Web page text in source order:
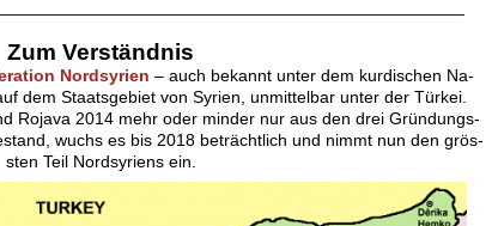
Zum Verständnis
Nordsyrien – auch bekannt unter dem kurdischen Na-
dem Staatsgebiet von Syrien, unmittelbar unter der Türkei.
Rojava 2014 mehr oder minder nur aus den drei Gründungs-
wuchs es bis 2018 beträchtlich und nimmt nun den grös-
sten Teil Nordsyriens ein.